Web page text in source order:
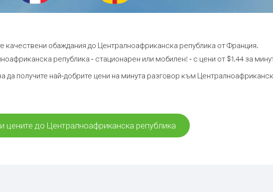
качествени обаждания до Централноафриканска република от Франция.
република - стационарен или мобилен! - с цени от $1.44 за
да получите най-добрите цени на минута разговор към
цените до Централноафриканска република